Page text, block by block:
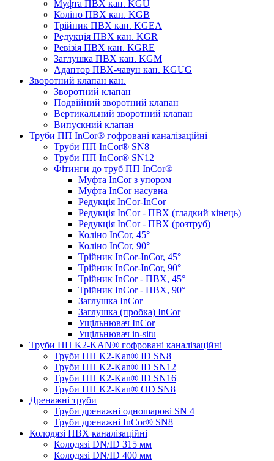
Муфта ПВХ кан. KGU
Коліно ПВХ кан. KGB
Трійник ПВХ кан. KGEA
Редукція ПВХ кан. KGR
Ревізія ПВХ кан. KGRE
Заглушка ПВХ кан. KGM
Адаптор ПВХ-чавун кан. KGUG
Зворотний клапан кан.
Зворотний клапан
Подвійний зворотний клапан
Вертикальний зворотний клапан
Випускний клапан
Труби ПП InCor® гофровані каналізаційні
Труби ПП InCor® SN8
Труби ПП InCor® SN12
Фітинги до труб ПП InCor®
Муфта InCor з упором
Муфта InCor насувна
Редукція InCor-InCor
Редукція InCor - ПВХ (гладкий кінець)
Редукція InCor - ПВХ (розтруб)
Коліно InCor, 45°
Коліно InCor, 90°
Трійник InCor-InCor, 45°
Трійник InCor-InCor, 90°
Трійник InCor - ПВХ, 45°
Трійник InCor - ПВХ, 90°
Заглушка InCor
Заглушка (пробка) InCor
Ущільнювач InCor
Ущільнювач in-situ
Труби ПП K2-KAN® гоф­ровані каналізаційні
Труби ПП K2-Kan® ID SN8
Труби ПП K2-Kan® ID SN12
Труби ПП K2-Kan® ID SN16
Труби ПП K2-Kan® OD SN8
Дренажні труби
Труби дренажні одношарові SN 4
Труби дренажні InCor® SN8
Колодязі ПВХ каналізаційні
Колодязі DN/ID 315 мм
Колодязі DN/ID 400 мм